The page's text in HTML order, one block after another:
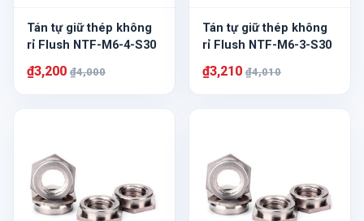
Tán tự giữ thép không
rỉ Flush NTF-M6-4-S30
₫3,200 ₫4,000
Tán tự giữ thép không
rỉ Flush NTF-M6-3-S30
₫3,210 ₫4,010